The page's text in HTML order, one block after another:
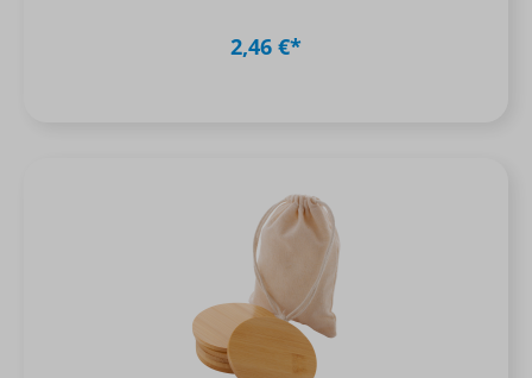
2,46 €*